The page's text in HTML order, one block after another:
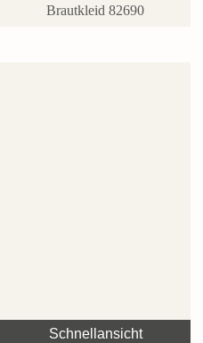
Brautkleid 82690
Schnellansicht